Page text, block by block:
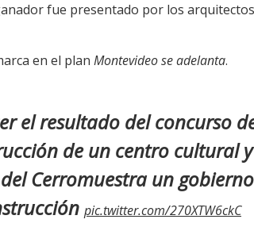
fue presentado por los
en el plan Montevideo se adelanta.
el resultado del concurso
de un centro cultural
Cerromuestra un
pic.twitter.com/270XTW6ckC